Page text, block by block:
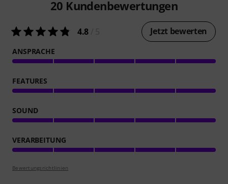
20 Kundenbewertungen
4.8 Jetzt bewerten
ANSPRACHE
FEATURES
SOUND
VERARBEITUNG
Bewertungsrichtlinien